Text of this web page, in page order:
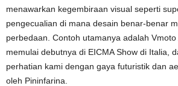
menawarkan kegembiraan visual seperti
pengecualian di mana desain benar-benar
perbedaan. Contoh utamanya adalah
memulai debutnya di EICMA Show di Italia,
perhatian kami dengan gaya futuristik dan
oleh Pininfarina.